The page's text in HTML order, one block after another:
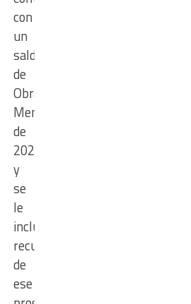
con
un
saldo
de
Obras
Menores
de
2024
y
se
le
incluirán
recursos
de
ese